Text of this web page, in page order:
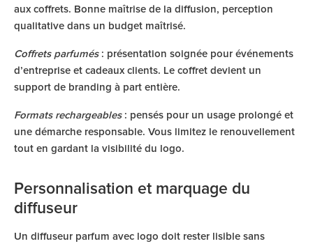
aux coffrets. Bonne maîtrise de la diffusion, perception
qualitative dans un budget maîtrisé.
Coffrets parfumés: présentation soignée pour événements
d’entreprise et cadeaux clients. Le coffret devient un
support de branding à part entière.
Formats rechargeables: pensés pour un usage prolongé et
une démarche responsable. Vous limitez le renouvellement
tout en gardant la visibilité du logo.
Personnalisation et marquage du
diffuseur
Un diffuseur parfum avec logo doit rester lisible sans